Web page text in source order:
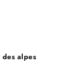
alpes